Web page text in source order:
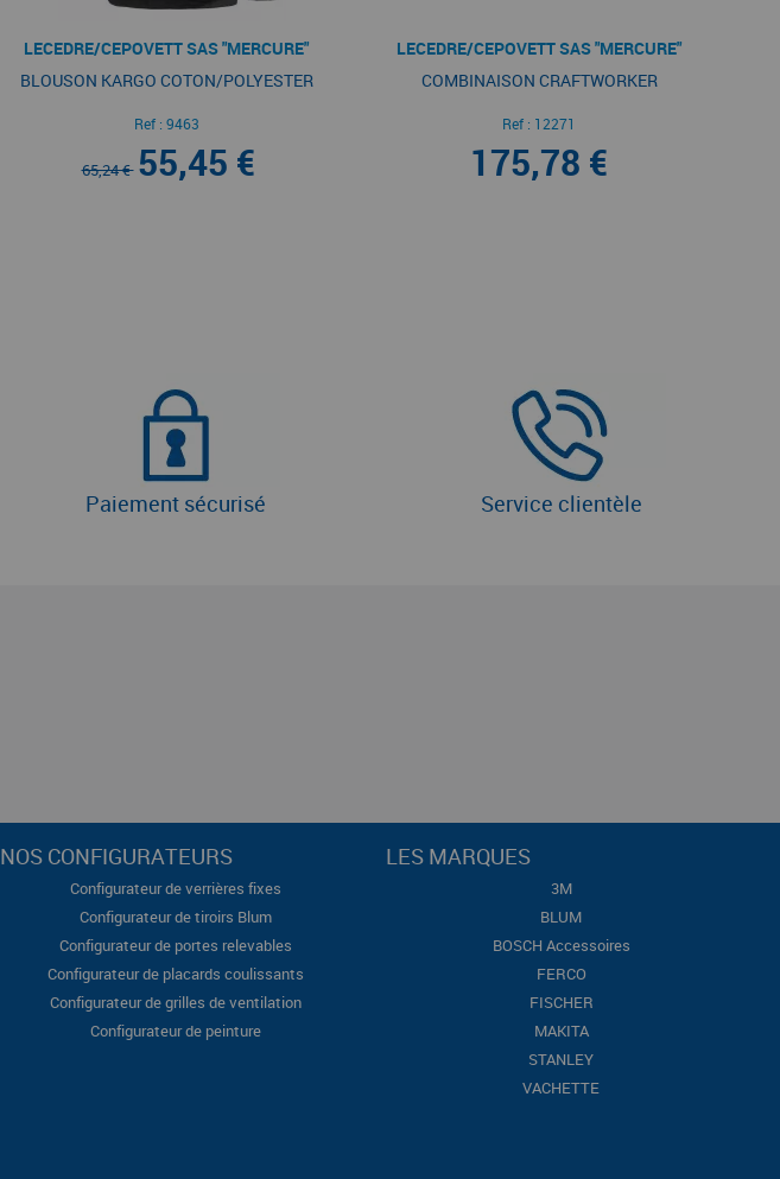
LECEDRE/CEPOVETT SAS "MERCURE"
BLOUSON KARGO COTON/POLYESTER
Ref : 9463
65,24 € 55,45 €
LECEDRE/CEPOVETT SAS "MERCURE"
COMBINAISON CRAFTWORKER
Ref : 12271
175,78 €
Paiement sécurisé Service clientèle
NOS CONFIGURATEURS
Configurateur de verrières fixes
Configurateur de tiroirs Blum
Configurateur de portes relevables
Configurateur de placards coulissants
Configurateur de grilles de ventilation
Configurateur de peinture
LES MARQUES
3M
BLUM
BOSCH Accessoires
FERCO
FISCHER
MAKITA
STANLEY
VACHETTE